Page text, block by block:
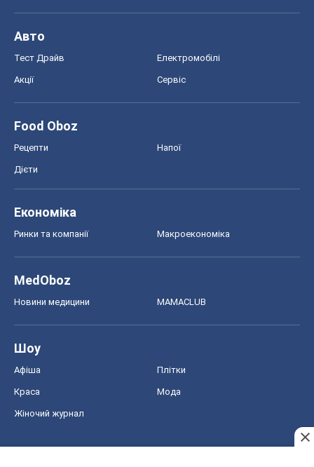
Авто
Тест Драйв Електромобілі
Акції Сервіс
Food Oboz
Рецепти Напої
Дієти
Економіка
Ринки та компанії Макроекономіка
MedOboz
Новини медицини MAMACLUB
Шоу
Афіша Плітки
Краса Мода
Жіночий журнал